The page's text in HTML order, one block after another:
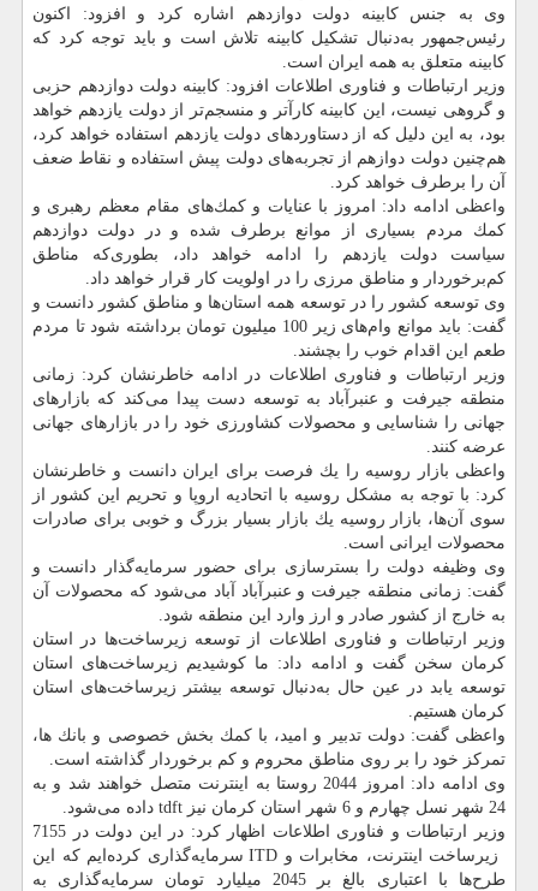
وی به جنس كابینه دولت دوازدهم اشاره كرد و افزود: اكنون
رئیس‌جمهور به‌دنبال تشكیل كابینه تلاش است و باید توجه كرد كه
كابینه متعلق به همه ایران است.
وزیر ارتباطات و فناوری اطلاعات افزود: كابینه دولت دوازدهم حزبی
و گروهی نیست، این كابینه كارآتر و منسجم‌تر از دولت یازدهم خواهد
بود، به این دلیل كه از دستاوردهای دولت یازدهم استفاده خواهد كرد،
هم‌چنین دولت دوازهم از تجربه‌های دولت پیش استفاده و نقاط ضعف
آن را برطرف خواهد كرد.
واعظی ادامه داد: امروز با عنایات و كمك‌های مقام معظم رهبری و
كمك مردم بسیاری از موانع برطرف شده و در دولت دوازدهم
سیاست دولت یازدهم را ادامه خواهد داد، بطوری‌كه مناطق
كم‌برخوردار و مناطق مرزی را در اولویت كار قرار خواهد داد.
وی توسعه كشور را در توسعه همه استان‌ها و مناطق كشور دانست و
گفت: باید موانع وام‌های زیر 100 میلیون تومان برداشته شود تا مردم
طعم این اقدام خوب را بچشند.
وزیر ارتباطات و فناوری اطلاعات در ادامه خاطرنشان كرد: زمانی
منطقه جیرفت و عنبرآباد به توسعه دست پیدا می‌كند كه بازارهای
جهانی را شناسایی و محصولات كشاورزی خود را در بازارهای جهانی
عرضه كنند.
واعظی بازار روسیه را یك فرصت برای ایران دانست و خاطرنشان
كرد: با توجه به مشكل روسیه با اتحادیه اروپا و تحریم این كشور از
سوی آن‌ها، بازار روسیه یك بازار بسیار بزرگ و خوبی برای صادرات
محصولات ایرانی است.
وی وظیفه دولت را بسترسازی برای حضور سرمایه‌گذار دانست و
گفت: زمانی منطقه جیرفت و عنبرآباد آباد می‌شود كه محصولات آن
به خارج از كشور صادر و ارز وارد این منطقه شود.
وزیر ارتباطات و فناوری اطلاعات از توسعه زیرساخت‌ها در استان
كرمان سخن گفت و ادامه داد: ما كوشیدیم زیرساخت‌های استان
توسعه یابد در عین حال به‌دنبال توسعه بیشتر زیرساخت‌های استان
كرمان هستیم.
واعظی گفت: دولت تدبیر و امید، با كمك بخش خصوصی و بانك ها،
تمركز خود را بر روی مناطق محروم و كم برخوردار گذاشته است.
وی ادامه داد: امروز 2044 روستا به اینترنت متصل خواهند شد و به
24 شهر نسل چهارم و 6 شهر استان كرمان نیز tdft داده می‌شود.
وزیر ارتباطات و فناوری اطلاعات اظهار كرد: در این دولت در 7155
زیرساخت اینترنت، مخابرات و ITD سرمایه‌گذاری كرده‌ایم كه این
طرح‌ها با اعتباری بالغ بر 2045 میلیارد تومان سرمایه‌گذاری به